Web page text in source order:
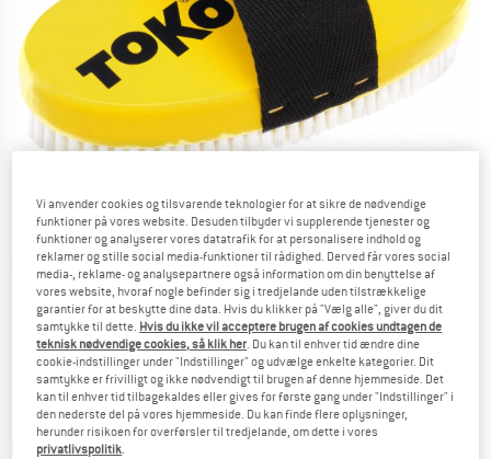
Detaljevisning
Pris:
34,95€ inkl. moms.
KR261,27
plus Forsendelsesomkostninger Oplysninger om
Vi anvender cookies og tilsvarende teknologier for at sikre de nødvendige
funktioner på vores website. Desuden tilbyder vi supplerende tjenester og
funktioner og analyserer vores datatrafik for at personalisere indhold og
reklamer og stille social media-funktioner til rådighed. Derved får vores social
media-, reklame- og analysepartnere også information om din benyttelse af
vores website, hvoraf nogle befinder sig i tredjelande uden tilstrækkelige
garantier for at beskytte dine data. Hvis du klikker på "Vælg alle", giver du dit
samtykke til dette. Hvis du ikke vil acceptere brugen af cookies undtagen de
teknisk nødvendige cookies, så klik her. Du kan til enhver tid ændre dine
cookie-indstillinger under "Indstillinger" og udvælge enkelte kategorier. Dit
samtykke er frivilligt og ikke nødvendigt til brugen af denne hjemmeside. Det
kan til enhver tid tilbagekaldes eller gives for første gang under "Indstillinger" i
den nederste del på vores hjemmeside. Du kan finde flere oplysninger,
herunder risikoen for overførsler til tredjelande, om dette i vores
privatlivspolitik.